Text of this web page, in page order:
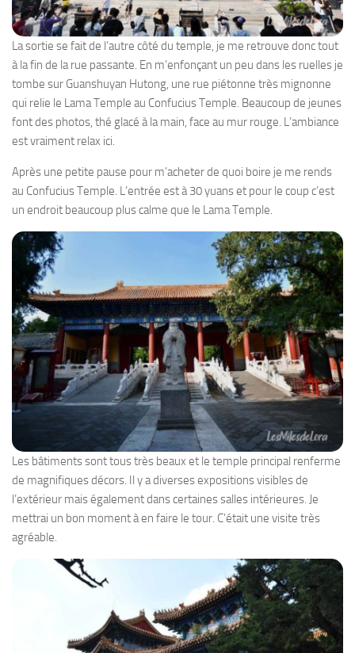
La sortie se fait de l’autre côté du temple, je me retrouve donc tout
à la fin de la rue passante. En m’enfonçant un peu dans les ruelles je
tombe sur Guanshuyan Hutong, une rue piétonne très mignonne
qui relie le Lama Temple au Confucius Temple. Beaucoup de jeunes
font des photos, thé glacé à la main, face au mur rouge. L’ambiance
est vraiment relax ici.
Après une petite pause pour m’acheter de quoi boire je me rends
au Confucius Temple. L’entrée est à 30 yuans et pour le coup c’est
un endroit beaucoup plus calme que le Lama Temple.
Les bâtiments sont tous très beaux et le temple principal renferme
de magnifiques décors. Il y a diverses expositions visibles de
l’extérieur mais également dans certaines salles intérieures. Je
mettrai un bon moment à en faire le tour. C’était une visite très
agréable.